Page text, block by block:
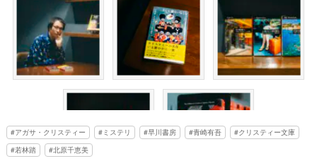
アガサ・クリスティー ミステリ 早川書房 青崎有吾
クリスティー文庫
若林踏
北原千恵美